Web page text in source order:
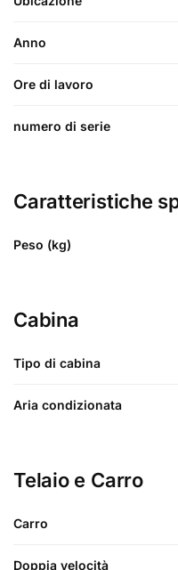
Anno
Ore di lavoro
numero di serie
Caratteristiche
Peso (kg)
Cabina
Tipo di cabina
Aria condizionata
Telaio e Carro
Carro
Doppia velocità